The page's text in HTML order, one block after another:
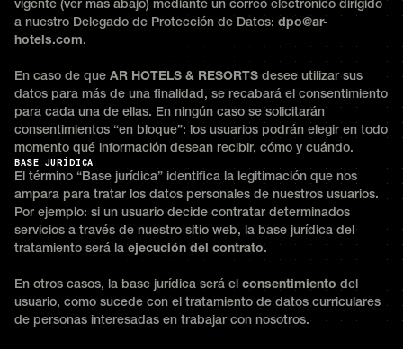
vigente (ver más abajo) mediante un correo electrónico dirigido
a nuestro Delegado de Protección de Datos: dpo@ar-
hotels.com.
En caso de que AR HOTELS & RESORTS desee utilizar sus
datos para más de una finalidad, se recabará el consentimiento
para cada una de ellas. En ningún caso se solicitarán
consentimientos “en bloque”: los usuarios podrán elegir en todo
momento qué información desean recibir, cómo y cuándo.
BASE JURÍDICA
El término “Base jurídica” identifica la legitimación que nos
ampara para tratar los datos personales de nuestros usuarios.
Por ejemplo: si un usuario decide contratar determinados
servicios a través de nuestro sitio web, la base jurídica del
tratamiento será la ejecución del contrato.
En otros casos, la base jurídica será el consentimiento del
usuario, como sucede con el tratamiento de datos curriculares
de personas interesadas en trabajar con nosotros.